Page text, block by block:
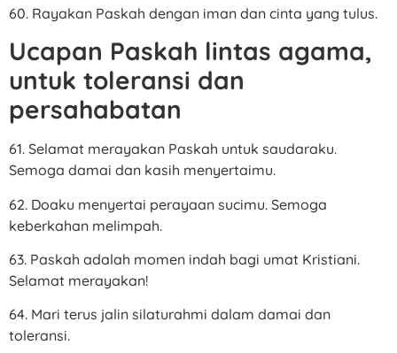
60. Rayakan Paskah dengan iman dan cinta yang tulus.
Ucapan Paskah lintas agama,
untuk toleransi dan
persahabatan
61. Selamat merayakan Paskah untuk saudaraku.
Semoga damai dan kasih menyertaimu.
62. Doaku menyertai perayaan sucimu. Semoga
keberkahan melimpah.
63. Paskah adalah momen indah bagi umat Kristiani.
Selamat merayakan!
64. Mari terus jalin silaturahmi dalam damai dan
toleransi.